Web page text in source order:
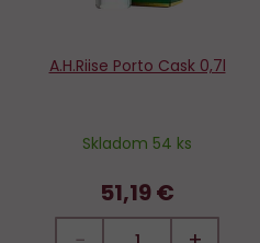
A.H.Riise Porto Cask 0,7l
Skladom 54 ks
51,19 €